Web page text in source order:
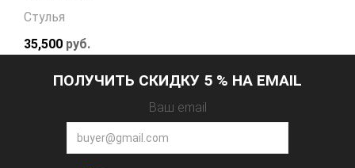
Стулья
35,500 руб.
ПОЛУЧИТЬ СКИДКУ 5 % НА EMAIL
Ваш email